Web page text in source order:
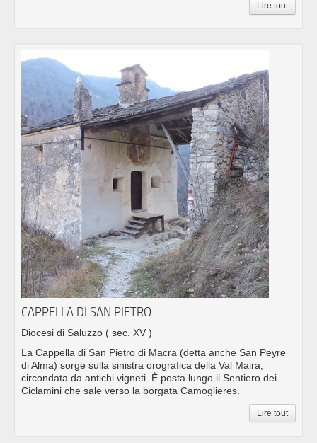
Lire tout
CAPPELLA DI SAN PIETRO
Diocesi di Saluzzo ( sec. XV )
La Cappella di San Pietro di Macra (detta anche San Peyre
di Alma) sorge sulla sinistra orografica della Val Maira,
circondata da antichi vigneti. È posta lungo il Sentiero dei
Ciclamini che sale verso la borgata Camoglieres.
Lire tout